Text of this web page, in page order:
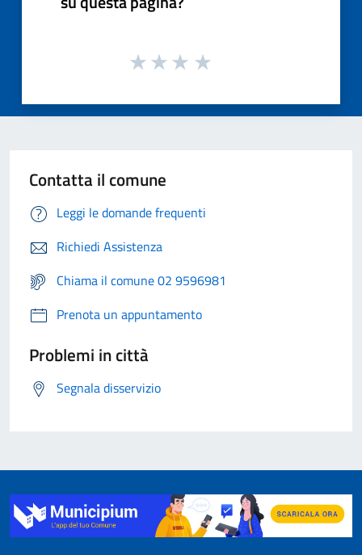
Contatta il comune
Leggi le domande frequenti
Richiedi Assistenza
Chiama il comune 02 9596981
Prenota un appuntamento
Problemi in città
Segnala disservizio